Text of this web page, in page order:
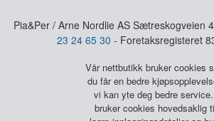
Pia&Per / Arne Nordlie AS Sætreskogveien
23 24 65 30 - Foretaksregisteret
Vår nettbutikk bruker cookies
du får en bedre
vi kan yte deg bedre
bruker cookies hovedsaklig